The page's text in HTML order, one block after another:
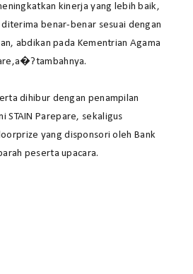
kinerja yang lebih baik,
benar-benar sesuai dengan
abdikan pada Kementrian Agama
dihibur dengan penampilan
STAIN Parepare, sekaligus
yang disponsori oleh Bank
peserta upacara.